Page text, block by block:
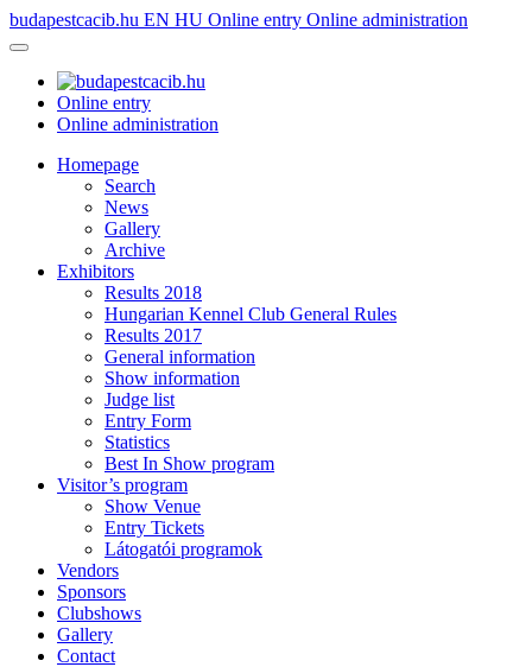
budapestcacib.hu EN HU Online entry Online administration
Online entry
Online administration
Homepage
Search
News
Gallery
Archive
Exhibitors
Results 2018
Hungarian Kennel Club General Rules
Results 2017
General information
Show information
Judge list
Entry Form
Statistics
Best In Show program
Visitor’s program
Show Venue
Entry Tickets
Látogatói programok
Vendors
Sponsors
Clubshows
Gallery
Contact